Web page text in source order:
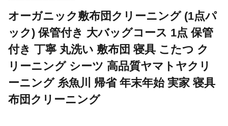
オーガニック敷布団クリーニング (1点パ
ック) 保管付き 大バッグコース 1点 保管
付き 丁寧 丸洗い 敷布団 寝具 こたつ ク
リーニング シーツ 高品質ヤマトヤクリ
ーニング 糸魚川 帰省 年末年始 実家 寝具
布団クリーニング